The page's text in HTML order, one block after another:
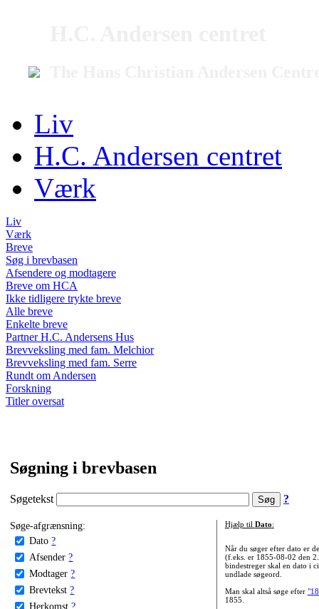
Liv
H.C. Andersen centret
Værk
Liv
Værk
Breve
Søg i brevbasen
Afsendere og modtagere
Breve om HCA
Ikke tidligere trykte breve
Alle breve
Enkelte breve
Partner H.C. Andersens Hus
Brevveksling med fam. Melchior
Brevveksling med fam. Serre
Rundt om Andersen
Forskning
Titler oversat
Søgning i brevbasen
Søgetekst ?
Søge-afgrænsning:
Dato ?
Afsender ?
Modtager ?
Brevtekst ?
Herkomst ?
Hjælp til Dato:
Når du søger efter dato er
(f.eks. er 1855-08-02 den
bindestreger skal en dato i
undlade søgeord.
Man skal altså søge efter
1855.